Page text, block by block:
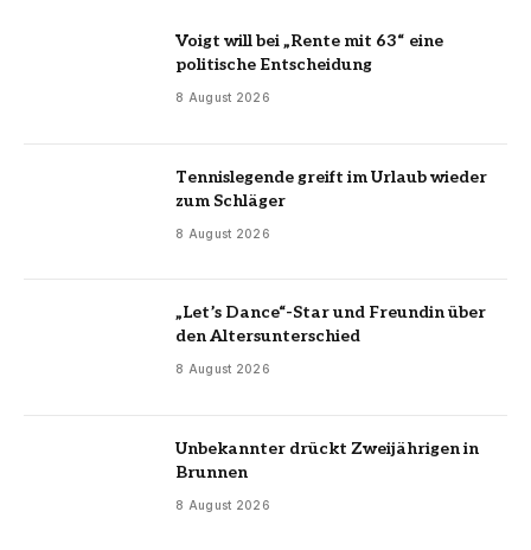
Voigt will bei „Rente mit 63“ eine
politische Entscheidung
8 August 2026
Tennislegende greift im Urlaub wieder
zum Schläger
8 August 2026
„Let’s Dance“-Star und Freundin über
den Altersunterschied
8 August 2026
Unbekannter drückt Zweijährigen in
Brunnen
8 August 2026